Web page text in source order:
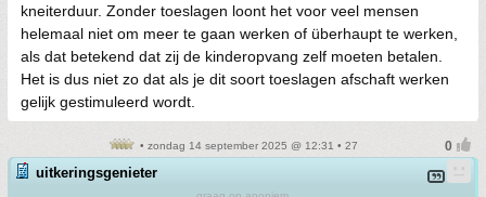
kneiterduur. Zonder toeslagen loont het voor veel mensen
helemaal niet om meer te gaan werken of überhaupt te werken,
als dat betekend dat zij de kinderopvang zelf moeten betalen.
Het is dus niet zo dat als je dit soort toeslagen afschaft werken
gelijk gestimuleerd wordt.
• zondag 14 september 2025 @ 12:31 • 27
uitkeringsgenieter